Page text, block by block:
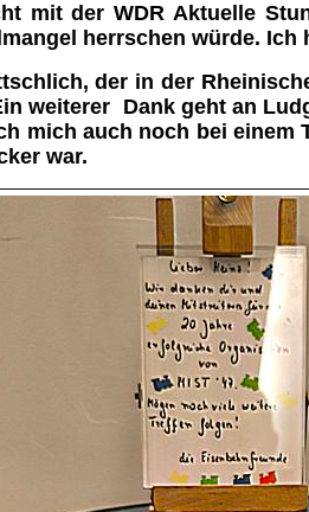
mit der WDR Aktuelle
herrschen würde.
der in der
weiterer Dank geht an
mich auch noch bei
war.